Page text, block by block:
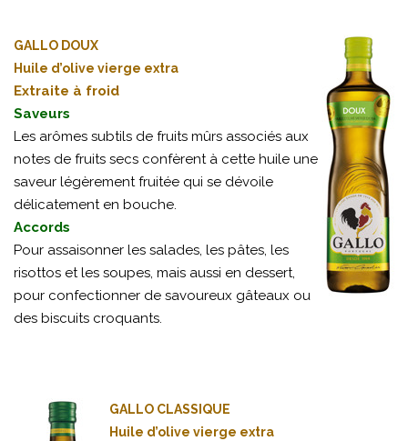
GALLO DOUX
Huile d’olive vierge extra
Extraite à froid
Saveurs
Les arômes subtils de fruits mûrs associés aux
notes de fruits secs confèrent à cette huile une
saveur légèrement fruitée qui se dévoile
délicatement en bouche.
Accords
Pour assaisonner les salades, les pâtes, les
risottos et les soupes, mais aussi en dessert,
pour confectionner de savoureux gâteaux ou
des biscuits croquants.
GALLO CLASSIQUE
Huile d’olive vierge extra